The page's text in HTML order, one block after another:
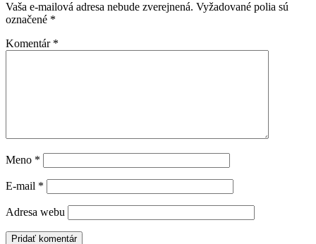
Vaša e-mailová adresa nebude zverejnená. Vyžadované polia sú
označené *
Komentár *
Meno *
E-mail *
Adresa webu